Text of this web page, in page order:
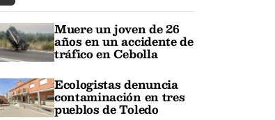
Muere un joven de 26
años en un accidente de
tráfico en Cebolla
Ecologistas denuncia
contaminación en tres
pueblos de Toledo